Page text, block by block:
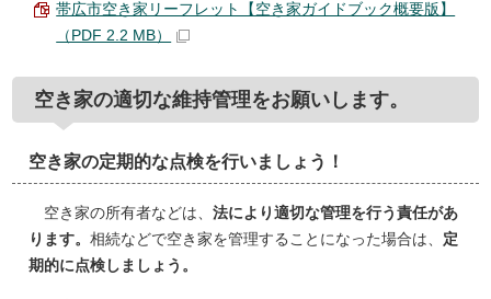
帯広市空き家リーフレット【空き家ガイドブック概要版】
（PDF 2.2 MB）
空き家の適切な維持管理をお願いします。
空き家の定期的な点検を行いましょう！
空き家の所有者などは、法により適切な管理を行う責任があ
ります。相続などで空き家を管理することになった場合は、 定
期的に点検しましょう。